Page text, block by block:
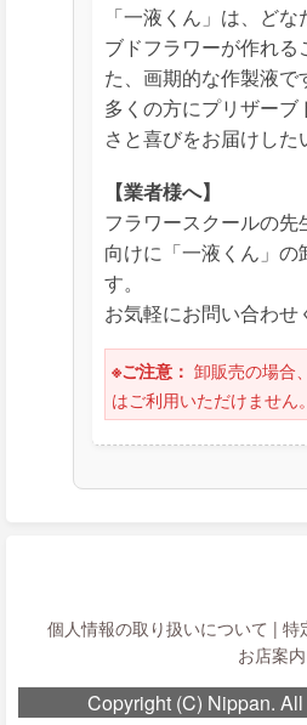
「一液くん」は、ど
ブドフラワーが作れ
た、画期的な作製液で
多くの方にプリザー
さと喜びをお届けした
【業者様へ】
フラワースクールの
向けに「一液くん」の
す。
お気軽にお問い合わせ
※ご注意： 卸販売の場合
はご利用いただけません
個人情報の取り扱いについて | 特
お店案内
Copyright (C) Nippan.